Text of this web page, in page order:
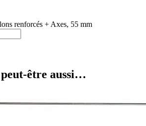
renforcés + Axes, 55 mm
être aussi…